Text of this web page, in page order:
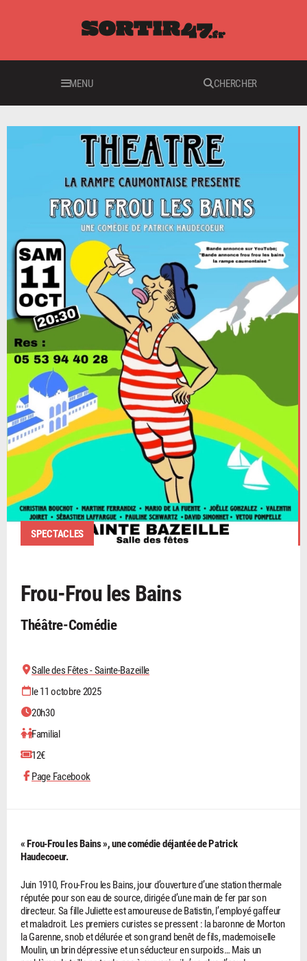
MENU CHERCHER
SPECTACLES
Frou-Frou les Bains
Théâtre-Comédie
Salle des Fêtes - Sainte-Bazeille
le 11 octobre 2025
20h30
Familial
12€
Page Facebook
« Frou-Frou les Bains », une comédie déjantée de Patrick
Haudecoeur.
Juin 1910, Frou-Frou les Bains, jour d’ouverture d’une station thermale
réputée pour son eau de source, dirigée d’une main de fer par son
directeur. Sa fille Juliette est amoureuse de Batistin, l’employé gaffeur
et maladroit. Les premiers curistes se pressent : la baronne de Morton
la Garenne, snob et délurée et son grand benêt de fils, mademoiselle
Moulin, un brin dépressive et un séducteur en surpoids… Mais un